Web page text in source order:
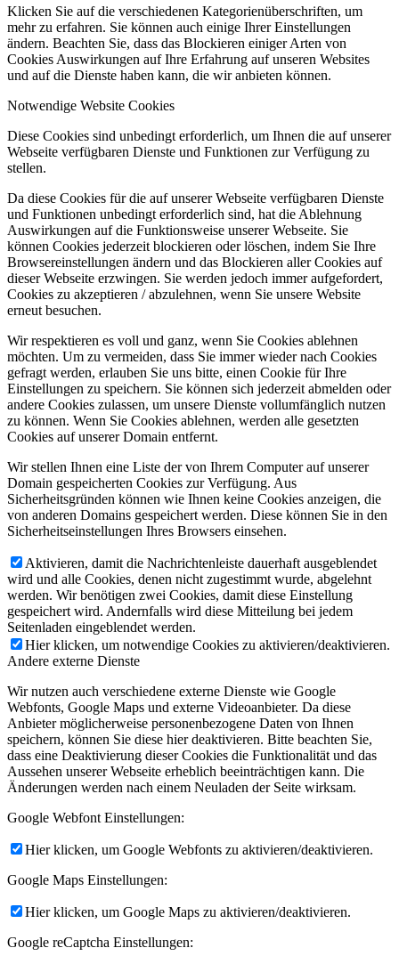
Klicken Sie auf die verschiedenen Kategorienüberschriften, um
mehr zu erfahren. Sie können auch einige Ihrer Einstellungen
ändern. Beachten Sie, dass das Blockieren einiger Arten von
Cookies Auswirkungen auf Ihre Erfahrung auf unseren Websites
und auf die Dienste haben kann, die wir anbieten können.
Notwendige Website Cookies
Diese Cookies sind unbedingt erforderlich, um Ihnen die auf unserer
Webseite verfügbaren Dienste und Funktionen zur Verfügung zu
stellen.
Da diese Cookies für die auf unserer Webseite verfügbaren Dienste
und Funktionen unbedingt erforderlich sind, hat die Ablehnung
Auswirkungen auf die Funktionsweise unserer Webseite. Sie
können Cookies jederzeit blockieren oder löschen, indem Sie Ihre
Browsereinstellungen ändern und das Blockieren aller Cookies auf
dieser Webseite erzwingen. Sie werden jedoch immer aufgefordert,
Cookies zu akzeptieren / abzulehnen, wenn Sie unsere Website
erneut besuchen.
Wir respektieren es voll und ganz, wenn Sie Cookies ablehnen
möchten. Um zu vermeiden, dass Sie immer wieder nach Cookies
gefragt werden, erlauben Sie uns bitte, einen Cookie für Ihre
Einstellungen zu speichern. Sie können sich jederzeit abmelden oder
andere Cookies zulassen, um unsere Dienste vollumfänglich nutzen
zu können. Wenn Sie Cookies ablehnen, werden alle gesetzten
Cookies auf unserer Domain entfernt.
Wir stellen Ihnen eine Liste der von Ihrem Computer auf unserer
Domain gespeicherten Cookies zur Verfügung. Aus
Sicherheitsgründen können wie Ihnen keine Cookies anzeigen, die
von anderen Domains gespeichert werden. Diese können Sie in den
Sicherheitseinstellungen Ihres Browsers einsehen.
Aktivieren, damit die Nachrichtenleiste dauerhaft ausgeblendet
wird und alle Cookies, denen nicht zugestimmt wurde, abgelehnt
werden. Wir benötigen zwei Cookies, damit diese Einstellung
gespeichert wird. Andernfalls wird diese Mitteilung bei jedem
Seitenladen eingeblendet werden.
Hier klicken, um notwendige Cookies zu aktivieren/deaktivieren.
Andere externe Dienste
Wir nutzen auch verschiedene externe Dienste wie Google
Webfonts, Google Maps und externe Videoanbieter. Da diese
Anbieter möglicherweise personenbezogene Daten von Ihnen
speichern, können Sie diese hier deaktivieren. Bitte beachten Sie,
dass eine Deaktivierung dieser Cookies die Funktionalität und das
Aussehen unserer Webseite erheblich beeinträchtigen kann. Die
Änderungen werden nach einem Neuladen der Seite wirksam.
Google Webfont Einstellungen:
Hier klicken, um Google Webfonts zu aktivieren/deaktivieren.
Google Maps Einstellungen:
Hier klicken, um Google Maps zu aktivieren/deaktivieren.
Google reCaptcha Einstellungen: